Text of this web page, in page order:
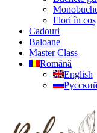
Flori în coș
Cadouri
Baloane
Master Class
Română
English
Русский